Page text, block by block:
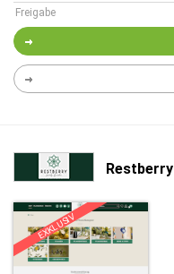
Freigabe
Restberry
EXKLUSIV